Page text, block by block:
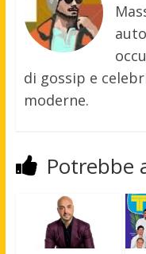
di gossip e
moderne.
Potrebbe